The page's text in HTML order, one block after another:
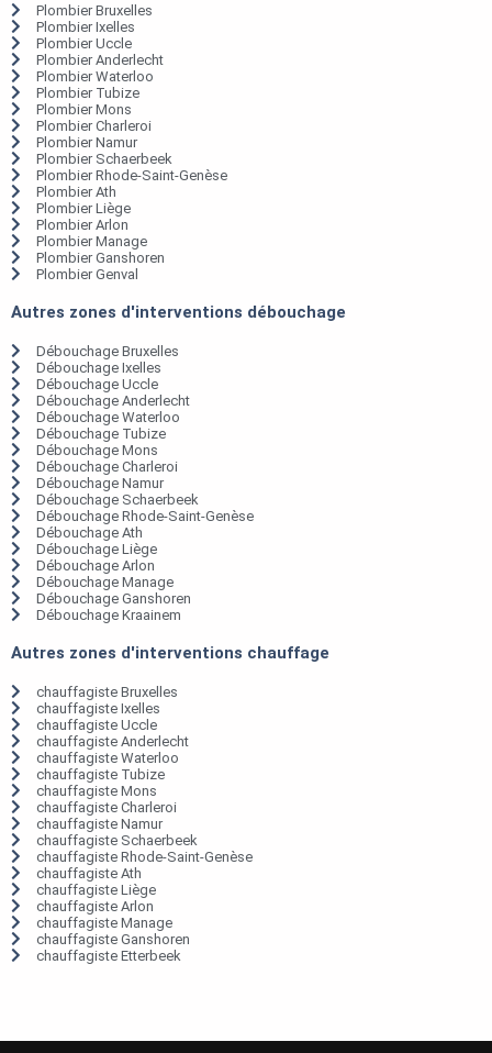
Plombier Bruxelles
Plombier Ixelles
Plombier Uccle
Plombier Anderlecht
Plombier Waterloo
Plombier Tubize
Plombier Mons
Plombier Charleroi
Plombier Namur
Plombier Schaerbeek
Plombier Rhode-Saint-Genèse
Plombier Ath
Plombier Liège
Plombier Arlon
Plombier Manage
Plombier Ganshoren
Plombier Genval
Autres zones d'interventions débouchage
Débouchage Bruxelles
Débouchage Ixelles
Débouchage Uccle
Débouchage Anderlecht
Débouchage Waterloo
Débouchage Tubize
Débouchage Mons
Débouchage Charleroi
Débouchage Namur
Débouchage Schaerbeek
Débouchage Rhode-Saint-Genèse
Débouchage Ath
Débouchage Liège
Débouchage Arlon
Débouchage Manage
Débouchage Ganshoren
Débouchage Kraainem
Autres zones d'interventions chauffage
chauffagiste Bruxelles
chauffagiste Ixelles
chauffagiste Uccle
chauffagiste Anderlecht
chauffagiste Waterloo
chauffagiste Tubize
chauffagiste Mons
chauffagiste Charleroi
chauffagiste Namur
chauffagiste Schaerbeek
chauffagiste Rhode-Saint-Genèse
chauffagiste Ath
chauffagiste Liège
chauffagiste Arlon
chauffagiste Manage
chauffagiste Ganshoren
chauffagiste Etterbeek